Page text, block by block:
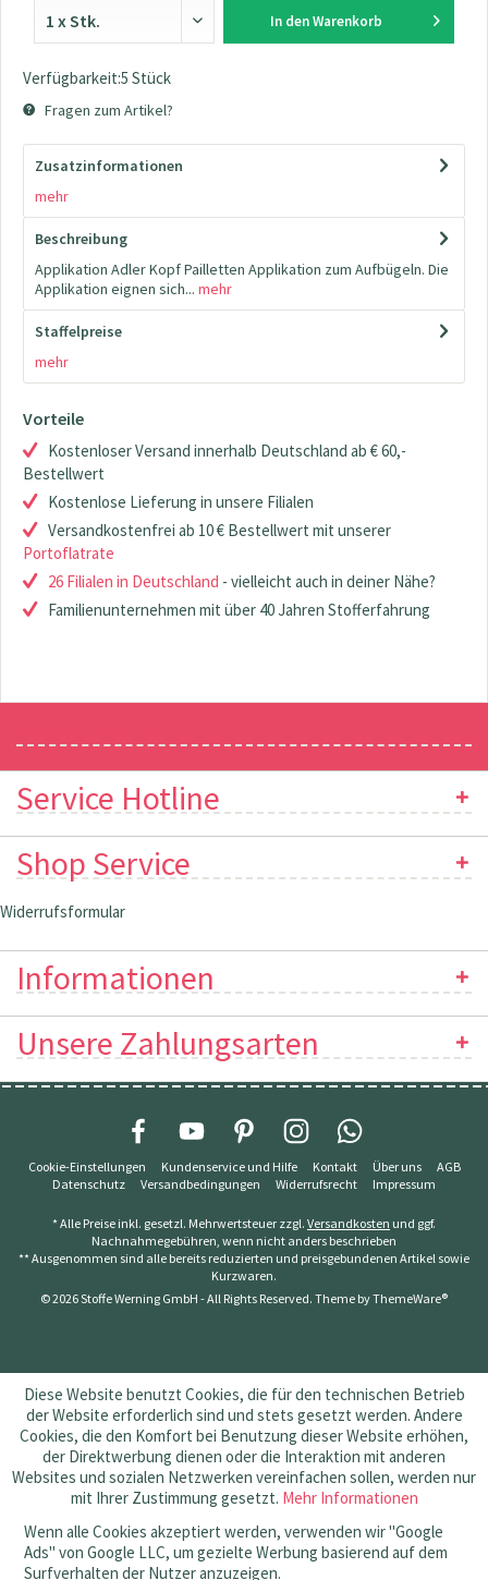
In den Warenkorb
Verfügbarkeit:5 Stück
Fragen zum Artikel?
Zusatzinformationen
mehr
Beschreibung
Applikation Adler Kopf Pailletten Applikation zum Aufbügeln. Die
Applikation eignen sich... mehr
Staffelpreise
mehr
Vorteile
Kostenloser Versand innerhalb Deutschland ab € 60,-
Bestellwert
Kostenlose Lieferung in unsere Filialen
Versandkostenfrei ab 10 € Bestellwert mit unserer
Portoflatrate
26 Filialen in Deutschland - vielleicht auch in deiner Nähe?
Familienunternehmen mit über 40 Jahren Stofferfahrung
Service Hotline
Shop Service
Widerrufsformular
Informationen
Unsere Zahlungsarten
Cookie-Einstellungen Kundenservice und Hilfe Kontakt Über uns
AGB
Datenschutz
Versandbedingungen Widerrufsrecht Impressum
* Alle Preise inkl. gesetzl. Mehrwertsteuer zzgl. Versandkosten und ggf.
Nachnahmegebühren, wenn nicht anders beschrieben
** Ausgenommen sind alle bereits reduzierten und preisgebundenen Artikel sowie
Kurzwaren.
© 2026 Stoffe Werning GmbH - All Rights Reserved. Theme byThemeWare®
Diese Website benutzt Cookies, die für den technischen Betrieb
der Website erforderlich sind und stets gesetzt werden. Andere
Cookies, die den Komfort bei Benutzung dieser Website erhöhen,
der Direktwerbung dienen oder die Interaktion mit anderen
Websites und sozialen Netzwerken vereinfachen sollen, werden nur
mit Ihrer Zustimmung gesetzt. Mehr Informationen
Wenn alle Cookies akzeptiert werden, verwenden wir "Google
Ads" von Google LLC, um gezielte Werbung basierend auf dem
Surfverhalten der Nutzer anzuzeigen.